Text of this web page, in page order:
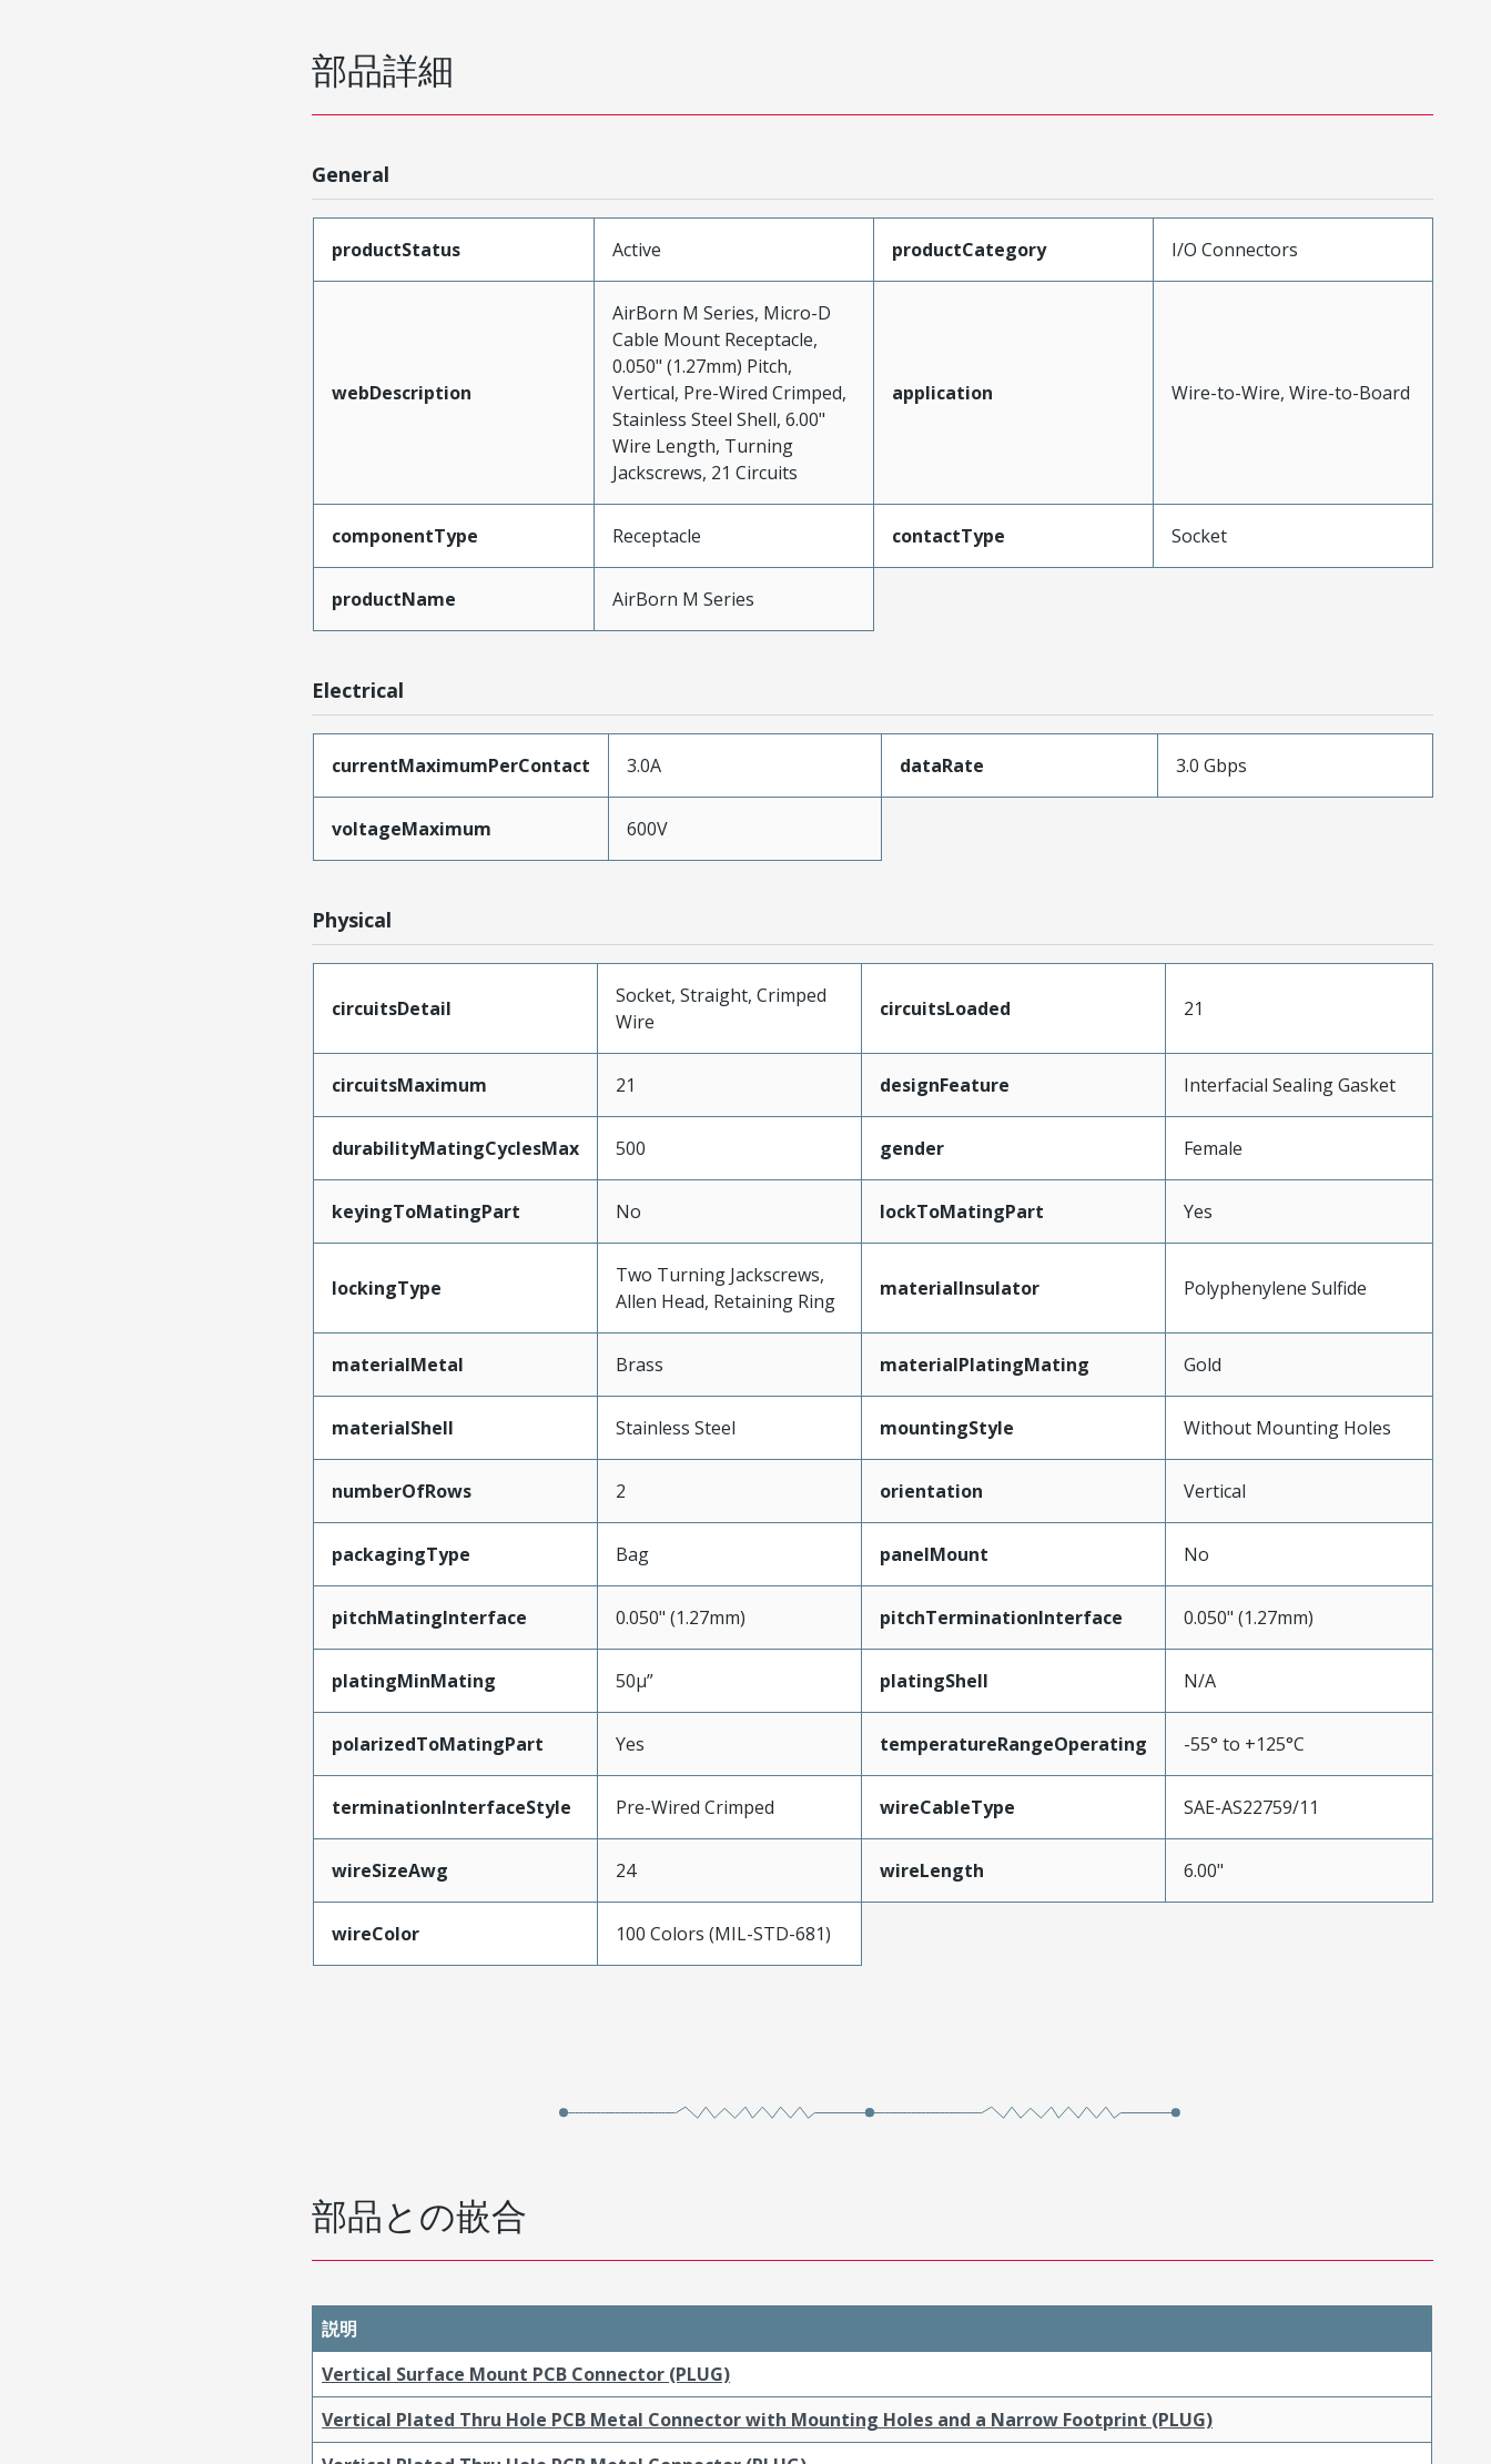
部品詳細
General
productStatus Active productCategory I/O Connectors
webDescription
AirBorn M Series, Micro-D
Cable Mount Receptacle,
0.050" (1.27mm) Pitch,
Vertical, Pre-Wired Crimped,
Stainless Steel Shell, 6.00"
Wire Length, Turning
Jackscrews, 21 Circuits
application Wire-to-Wire, Wire-to-Board
componentType Receptacle contactType Socket
productName AirBorn M Series
Electrical
currentMaximumPerContact 3.0A dataRate 3.0 Gbps
voltageMaximum 600V
Physical
circuitsDetail
Socket, Straight, Crimped
Wire
circuitsLoaded 21
circuitsMaximum 21 designFeature Interfacial Sealing Gasket
durabilityMatingCyclesMax 500 gender Female
keyingToMatingPart No lockToMatingPart Yes
lockingType
Two Turning Jackscrews,
Allen Head, Retaining Ring
materialInsulator Polyphenylene Sulfide
materialMetal Brass materialPlatingMating Gold
materialShell Stainless Steel mountingStyle Without Mounting Holes
numberOfRows 2 orientation Vertical
packagingType Bag panelMount No
pitchMatingInterface 0.050" (1.27mm) pitchTerminationInterface 0.050" (1.27mm)
platingMinMating 50µ” platingShell N/A
polarizedToMatingPart Yes temperatureRangeOperating -55° to +125°C
terminationInterfaceStyle Pre-Wired Crimped wireCableType SAE-AS22759/11
wireSizeAwg 24 wireLength 6.00"
wireColor 100 Colors (MIL-STD-681)
部品との嵌合
説明
Vertical Surface Mount PCB Connector (PLUG)
Vertical Plated Thru Hole PCB Metal Connector with Mounting Holes and a Narrow Footprint (PLUG)